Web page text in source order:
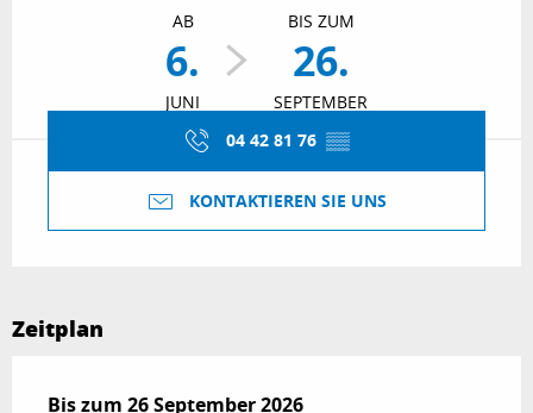
AB
6.
JUNI
BIS ZUM
26.
SEPTEMBER
04 42 81 76 ▒▒
KONTAKTIEREN SIE UNS
Zeitplan
vom6 Juni 2026bis zum26 September 2026
Bis zum 26 September 2026